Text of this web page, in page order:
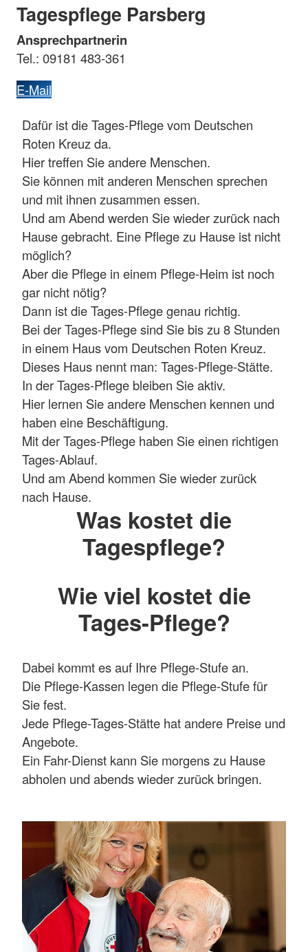
Tagespflege Parsberg
Ansprechpartnerin
Tel.: 09181 483-361
E-Mail
Dafür ist die Tages-Pflege vom Deutschen
Roten Kreuz da.
Hier treffen Sie andere Menschen.
Sie können mit anderen Menschen sprechen
und mit ihnen zusammen essen.
Und am Abend werden Sie wieder zurück nach
Hause gebracht. Eine Pflege zu Hause ist nicht
möglich?
Aber die Pflege in einem Pflege-Heim ist noch
gar nicht nötig?
Dann ist die Tages-Pflege genau richtig.
Bei der Tages-Pflege sind Sie bis zu 8 Stunden
in einem Haus vom Deutschen Roten Kreuz.
Dieses Haus nennt man: Tages-Pflege-Stätte.
In der Tages-Pflege bleiben Sie aktiv.
Hier lernen Sie andere Menschen kennen und
haben eine Beschäftigung.
Mit der Tages-Pflege haben Sie einen richtigen
Tages-Ablauf.
Und am Abend kommen Sie wieder zurück
nach Hause.
Was kostet die
Tagespflege?
Wie viel kostet die
Tages-Pflege?
Dabei kommt es auf Ihre Pflege-Stufe an.
Die Pflege-Kassen legen die Pflege-Stufe für
Sie fest.
Jede Pflege-Tages-Stätte hat andere Preise und
Angebote.
Ein Fahr-Dienst kann Sie morgens zu Hause
abholen und abends wieder zurück bringen.